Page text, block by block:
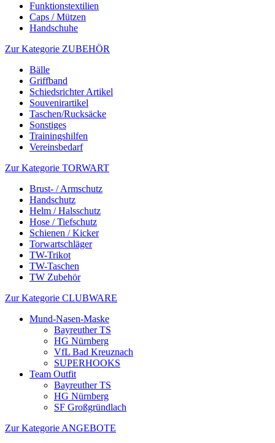
Funktionstextilien
Caps / Mützen
Handschuhe
Zur Kategorie ZUBEHÖR
Bälle
Griffband
Schiedsrichter Artikel
Souvenirartikel
Taschen/Rucksäcke
Sonstiges
Trainingshilfen
Vereinsbedarf
Zur Kategorie TORWART
Brust- / Armschutz
Handschutz
Helm / Halsschutz
Hose / Tiefschutz
Schienen / Kicker
Torwartschläger
TW-Trikot
TW-Taschen
TW Zubehör
Zur Kategorie CLUBWARE
Mund-Nasen-Maske
Bayreuther TS
HG Nürnberg
VfL Bad Kreuznach
SUPERHOOKS
Team Outfit
Bayreuther TS
HG Nürnberg
SF Großgründlach
Zur Kategorie ANGEBOTE